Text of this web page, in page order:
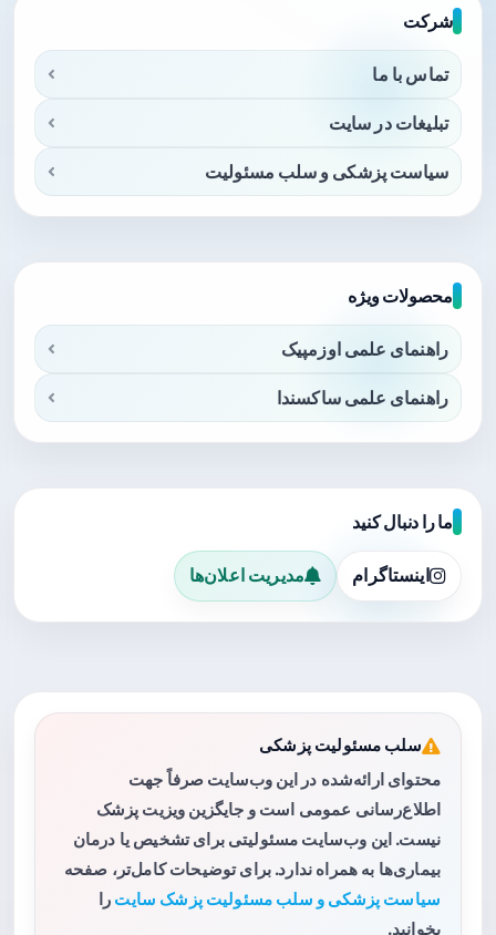
شرکت
تماس با ما
تبلیغات در سایت
سیاست پزشکی و سلب مسئولیت
محصولات ویژه
راهنمای علمی اوزمپیک
راهنمای علمی ساکسندا
ما را دنبال کنید
اینستاگرام مدیریت اعلان‌ها
سلب مسئولیت پزشکی
محتوای ارائه‌شده در این وب‌سایت صرفاً جهت
اطلاع‌رسانی عمومی است و جایگزین ویزیت پزشک
نیست. این وب‌سایت مسئولیتی برای تشخیص یا درمان
بیماری‌ها به همراه ندارد. برای توضیحات کامل‌تر، صفحه
سیاست پزشکی و سلب مسئولیت پزشک سایت را
بخوانید.